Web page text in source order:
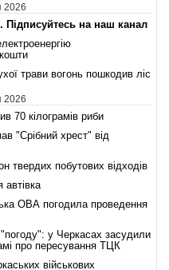
2026
Підписуйтесь на наш канал
трави вогонь пошкодив ліс
2026
70 кілограмів риби
"Срібний хрест" від
твердих побутових відходів
автівка
ОВА погодила проведення
у Черкасах засудили
про пересування ТЦК
військових